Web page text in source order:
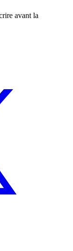
avant la